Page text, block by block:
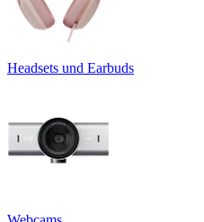
Headsets und Earbuds